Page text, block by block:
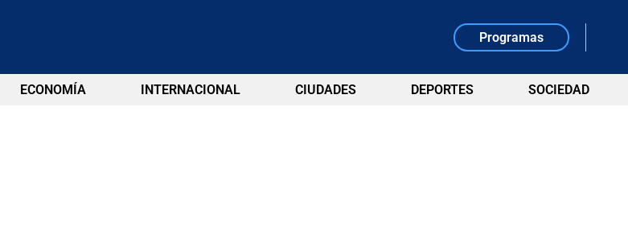
Programas
ECONOMÍA INTERNACIONAL CIUDADES DEPORTES SOCIEDAD